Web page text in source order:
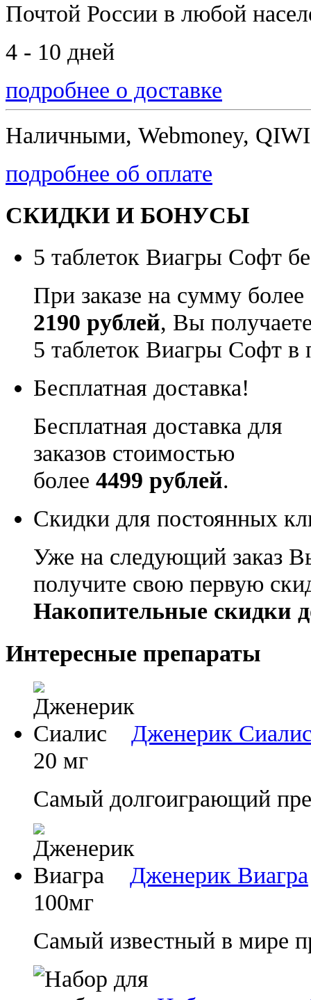
Почтой России в любой
4 - 10 дней
подробнее о доставке
Наличными, Webmoney,
подробнее об оплате
СКИДКИ И БОНУСЫ
5 таблеток Виагры Софт
При заказе на сумму более
2190 рублей, Вы
5 таблеток Виагры Софт в
Бесплатная доставка!
Бесплатная доставка для
заказов стоимостью
более 4499 рублей.
Скидки для постоянных
Уже на следующий заказ
получите свою первую
Накопительные скидки
Интересные препараты
Дженерик
20 мг
Самый долгоиграющий
Дженерик Виагра
100мг
Самый известный в мире